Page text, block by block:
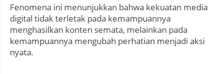
Fenomena ini menunjukkan bahwa kekuatan media
digital tidak terletak pada kemampuannya
menghasilkan konten semata, melainkan pada
kemampuannya mengubah perhatian menjadi aksi
nyata.